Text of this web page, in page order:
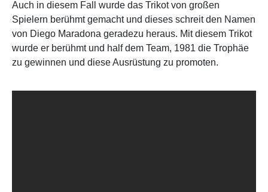
Auch in diesem Fall wurde das Trikot von großen
Spielern berühmt gemacht und dieses schreit den Namen
von Diego Maradona geradezu heraus. Mit diesem Trikot
wurde er berühmt und half dem Team, 1981 die Trophäe
zu gewinnen und diese Ausrüstung zu promoten.